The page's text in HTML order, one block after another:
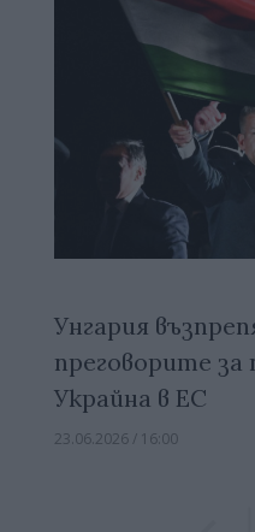
Унгария
преговорите
Украйна в ЕС
23.06.2026 / 16:00